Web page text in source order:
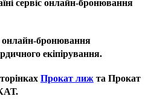
сервіс онлайн-бронювання
онлайн-бронювання
екіпірування.
Прокат лиж та Прокат